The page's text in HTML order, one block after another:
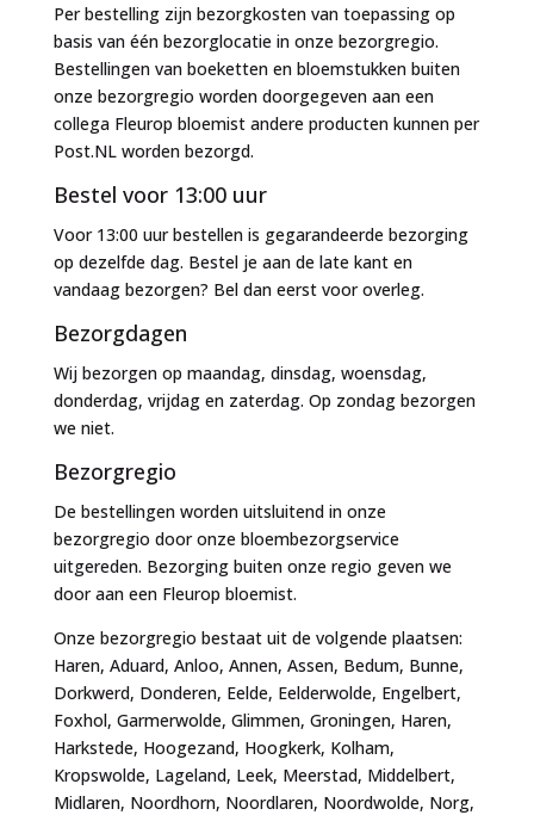
Per bestelling zijn bezorgkosten van toepassing op
basis van één bezorglocatie in onze bezorgregio.
Bestellingen van boeketten en bloemstukken buiten
onze bezorgregio worden doorgegeven aan een
collega Fleurop bloemist andere producten kunnen per
Post.NL worden bezorgd.
Bestel voor 13:00 uur
Voor 13:00 uur bestellen is gegarandeerde bezorging
op dezelfde dag. Bestel je aan de late kant en
vandaag bezorgen? Bel dan eerst voor overleg.
Bezorgdagen
Wij bezorgen op maandag, dinsdag, woensdag,
donderdag, vrijdag en zaterdag. Op zondag bezorgen
we niet.
Bezorgregio
De bestellingen worden uitsluitend in onze
bezorgregio door onze bloembezorgservice
uitgereden. Bezorging buiten onze regio geven we
door aan een Fleurop bloemist.
Onze bezorgregio bestaat uit de volgende plaatsen:
Haren, Aduard, Anloo, Annen, Assen, Bedum, Bunne,
Dorkwerd, Donderen, Eelde, Eelderwolde, Engelbert,
Foxhol, Garmerwolde, Glimmen, Groningen, Haren,
Harkstede, Hoogezand, Hoogkerk, Kolham,
Kropswolde, Lageland, Leek, Meerstad, Middelbert,
Midlaren, Noordhorn, Noordlaren, Noordwolde, Norg,